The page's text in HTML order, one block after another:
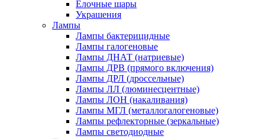
Ёлочные шары
Украшения
Лампы
Лампы бактерицидные
Лампы галогеновые
Лампы ДНАТ (натриевые)
Лампы ДРВ (прямого включения)
Лампы ДРЛ (дроссельные)
Лампы ЛЛ (люминесцентные)
Лампы ЛОН (накаливания)
Лампы МГЛ (металлогалогеновые)
Лампы рефлекторные (зеркальные)
Лампы светодиодные